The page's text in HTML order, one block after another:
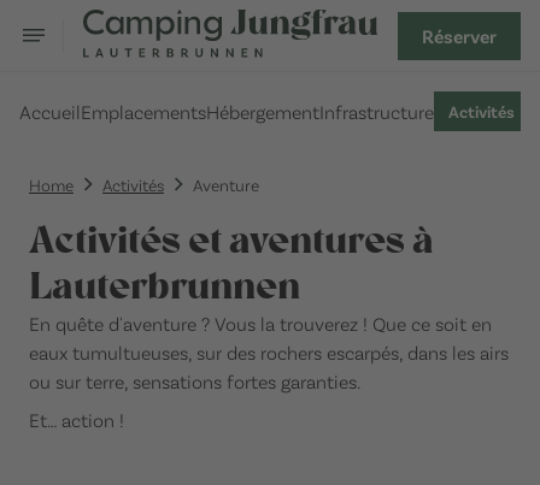
Réserver
AccueilEmplacementsHébergementInfrastructure Activités
Home Activités Aventure
Activités et aventures à
Lauterbrunnen
En quête d'aventure ? Vous la trouverez ! Que ce soit en
eaux tumultueuses, sur des rochers escarpés, dans les airs
ou sur terre, sensations fortes garanties.
Et… action !